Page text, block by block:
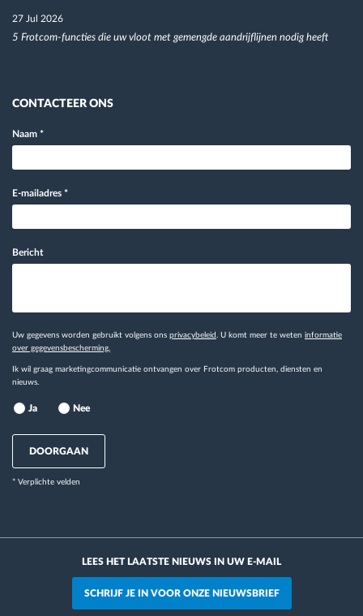
27 Jul 2026
5 Frotcom-functies die uw vloot met gemengde aandrijflijnen nodig heeft
CONTACTEER ONS
Naam *
E-mailadres *
Bericht
Uw gegevens worden gebruikt volgens ons privacybeleid . U komt meer te weten informatie
over gegevensbescherming.
Ik wil graag marketingcommunicatie ontvangen over Frotcom producten, diensten en
nieuws.
Ja Nee
DOORGAAN
* Verplichte velden
LEES HET LAATSTE NIEUWS IN UW E-MAIL
SCHRIJF JE IN VOOR ONZE NIEUWSBRIEF